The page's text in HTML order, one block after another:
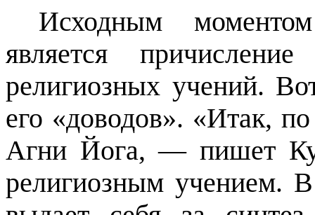
Исходным
является
религиозных учений.
его «доводов». «Итак,
Агни Йога, — пишет
религиозным учением.